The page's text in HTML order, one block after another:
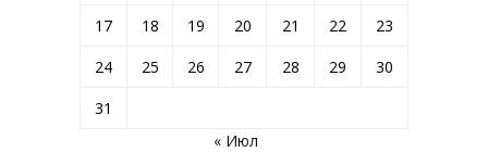
17
18 19 20 21 22
23
24
25 26 27 28 29
30
31
« Июл